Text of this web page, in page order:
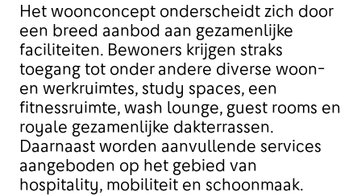
Het woonconcept onderscheidt zich door
een breed aanbod aan gezamenlijke
faciliteiten. Bewoners krijgen straks
toegang tot onder andere diverse woon-
en werkruimtes, study spaces, een
fitnessruimte, wash lounge, guest rooms en
royale gezamenlijke dakterrassen.
Daarnaast worden aanvullende services
aangeboden op het gebied van
hospitality, mobiliteit en schoonmaak.